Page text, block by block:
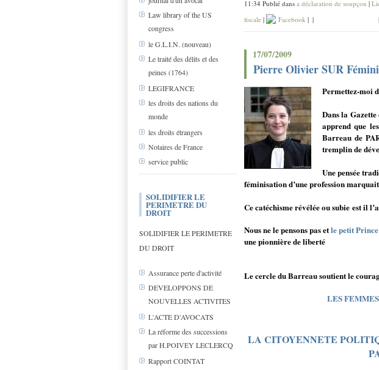
Law library of the US
congress
le G.L.I.N. (nouveau)
Le traité des délits et des
peines (1764)
LEGIFRANCE
les droits des nations du
monde
les droits étrangers
Notaires de France
service public
SOLIDIFIER LE
PERIMETRE DU
DROIT
SOLIDIFIER LE PERIMETRE
DU DROIT
Assurance perte d'activité
DEVELOPPONS DE
NOUVELLES ACTIVITES
L'ACTE D'AVOCATS
La réforme des successions
par H.POIVEY LECLERCQ
Rapport COINTAT
11:34 Publié dans a déclaration de soupçon |
fiscale | Facebook | | |
17/07/2009
Pierre Olivier SUR
Permettez-moi
Dans la
apprend que
Barreau de
tremplin de
Une pensée
féminisation d’une profession
Ce catéchisme révélée ou subie est il
Nous ne le pensons pas etle petit
une pionnière de liberté
Le cercle du Barreau soutient le
LES
LA CITOYENNETE